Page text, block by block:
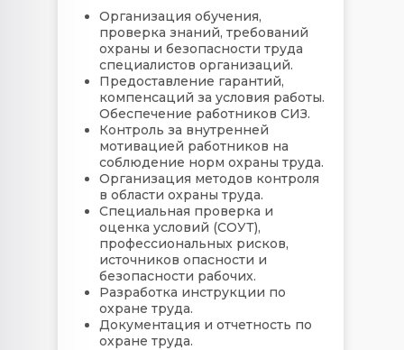
Организация обучения,
проверка знаний, требований
охраны и безопасности труда
специалистов организаций.
Предоставление гарантий,
компенсаций за условия работы.
Обеспечение работников СИЗ.
Контроль за внутренней
мотивацией работников на
соблюдение норм охраны труда.
Организация методов контроля
в области охраны труда.
Специальная проверка и
оценка условий (СОУТ),
профессиональных рисков,
источников опасности и
безопасности рабочих.
Разработка инструкции по
охране труда.
Документация и отчетность по
охране труда.